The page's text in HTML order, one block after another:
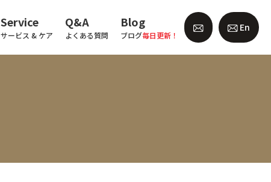
Service
サービス & ケア
Q&A
よくある質問
Blog
ブログ毎日更新！
En